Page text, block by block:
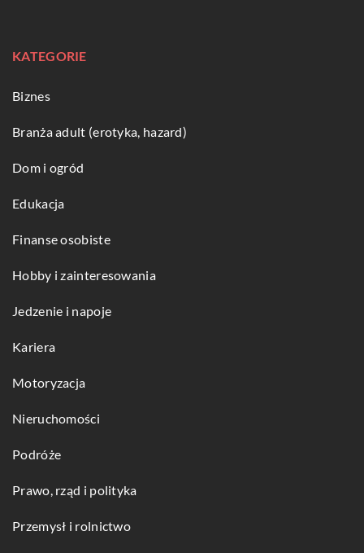
KATEGORIE
Biznes
Branża adult (erotyka, hazard)
Dom i ogród
Edukacja
Finanse osobiste
Hobby i zainteresowania
Jedzenie i napoje
Kariera
Motoryzacja
Nieruchomości
Podróże
Prawo, rząd i polityka
Przemysł i rolnictwo